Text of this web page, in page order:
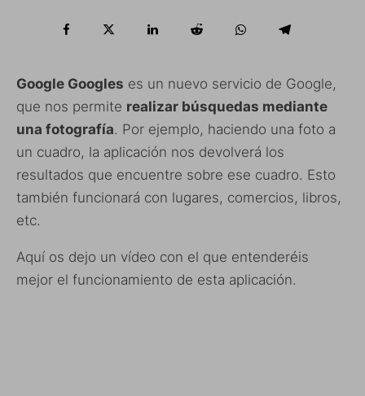
Google Googles es un nuevo servicio de Google,
que nos permite realizar búsquedas mediante
una fotografía. Por ejemplo, haciendo una foto a
un cuadro, la aplicación nos devolverá los
resultados que encuentre sobre ese cuadro. Esto
también funcionará con lugares, comercios, libros,
etc.
Aquí os dejo un vídeo con el que entenderéis
mejor el funcionamiento de esta aplicación.